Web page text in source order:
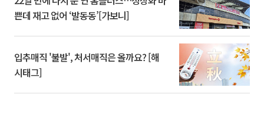
쁜데 재고 없어 ‘발동동’[가보니]
입추매직 '불발', 처서매직은 올까요? [해
시태그]